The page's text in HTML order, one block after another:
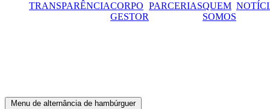
TRANSPARÊNCIACORPO
GESTOR
PARCERIASQUEM
SOMOS
Menu de alternância de hambúrguer